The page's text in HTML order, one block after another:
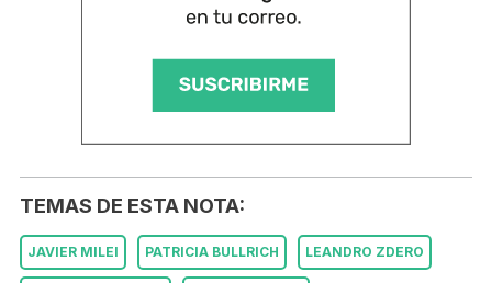
TEMAS DE ESTA NOTA:
JAVIER MILEI PATRICIA BULLRICH LEANDRO ZDERO